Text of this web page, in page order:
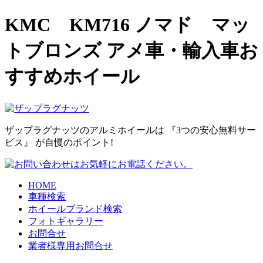
KMC KM716 ノマド マッ
トブロンズ アメ車・輸入車お
すすめホイール
ザップラグナッツのアルミホイールは
『3つの安心無料サー
ビス』 が自慢のポイント!
HOME
車種検索
ホイールブランド検索
フォトギャラリー
お問合せ
業者様専用お問合せ